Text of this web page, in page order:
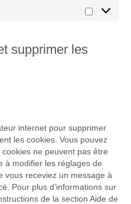
Marketing
supprimer les
internet pour supprimer
les cookies. Vous pouvez
ne peuvent pas être
à modifier les réglages de
vous receviez un message à
Pour plus d’informations sur
de la section Aide de